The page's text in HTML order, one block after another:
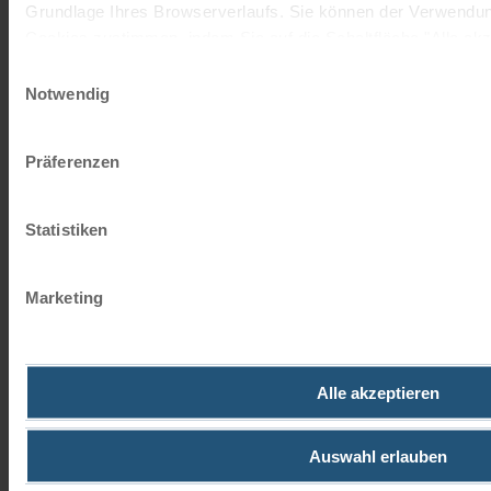
Grundlage Ihres Browserverlaufs. Sie können der
Impressum
Notwendig
Präferenzen
Statistiken
Marketing
Alle akzeptieren
Auswahl erlauben
Newsletter abonnieren
TOP-Angebote, Aktionen - Immer auf dem